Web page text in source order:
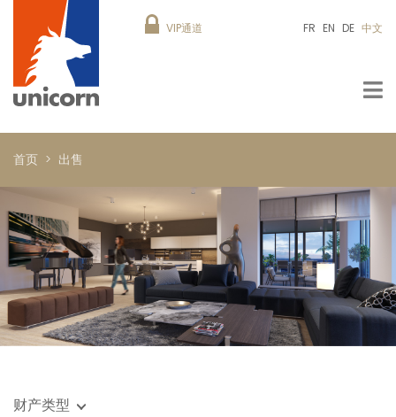
VIP通道 FR EN DE 中文
首页 出售
财产类型